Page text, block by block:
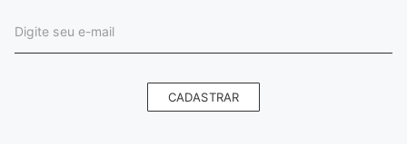
CADASTRAR